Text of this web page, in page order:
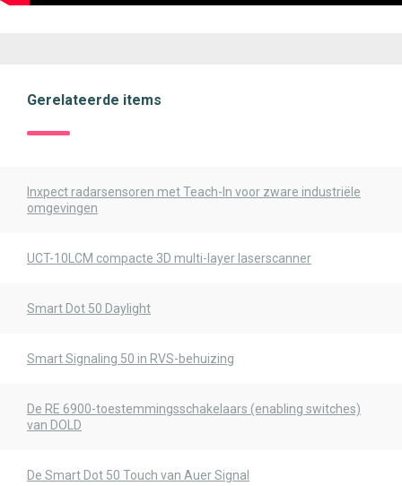
Gerelateerde items
Inxpect radarsensoren met Teach-In voor zware industriële
omgevingen
UCT-10LCM compacte 3D multi-layer laserscanner
Smart Dot 50 Daylight
Smart Signaling 50 in RVS-behuizing
De RE 6900-toestemmingsschakelaars (enabling switches)
van DOLD
De Smart Dot 50 Touch van Auer Signal